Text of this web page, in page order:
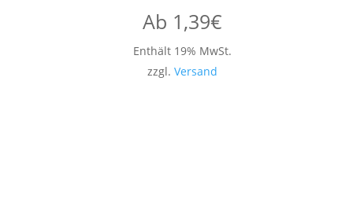
Ab 1,39€
Enthält 19% MwSt.
zzgl. Versand